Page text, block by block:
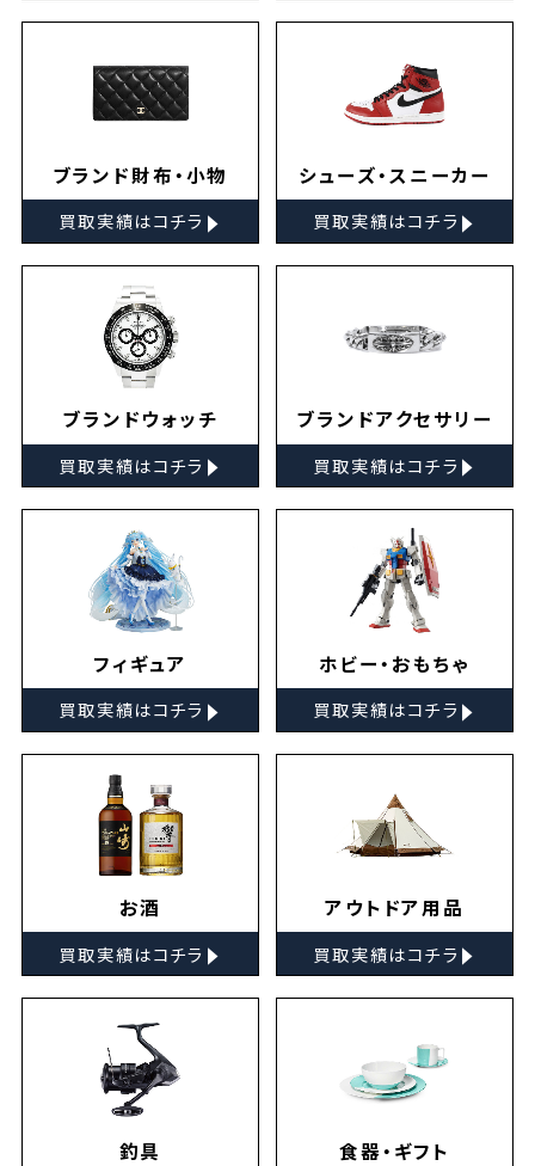
ブランド財布・小物
買取実績はコチラ ▸
シューズ・スニーカー
買取実績はコチラ ▸
ブランドウォッチ
買取実績はコチラ ▸
ブランドアクセサリー
買取実績はコチラ ▸
フィギュア
買取実績はコチラ ▸
ホビー・おもちゃ
買取実績はコチラ ▸
お酒
買取実績はコチラ ▸
アウトドア用品
買取実績はコチラ ▸
釣具 食器・ギフト